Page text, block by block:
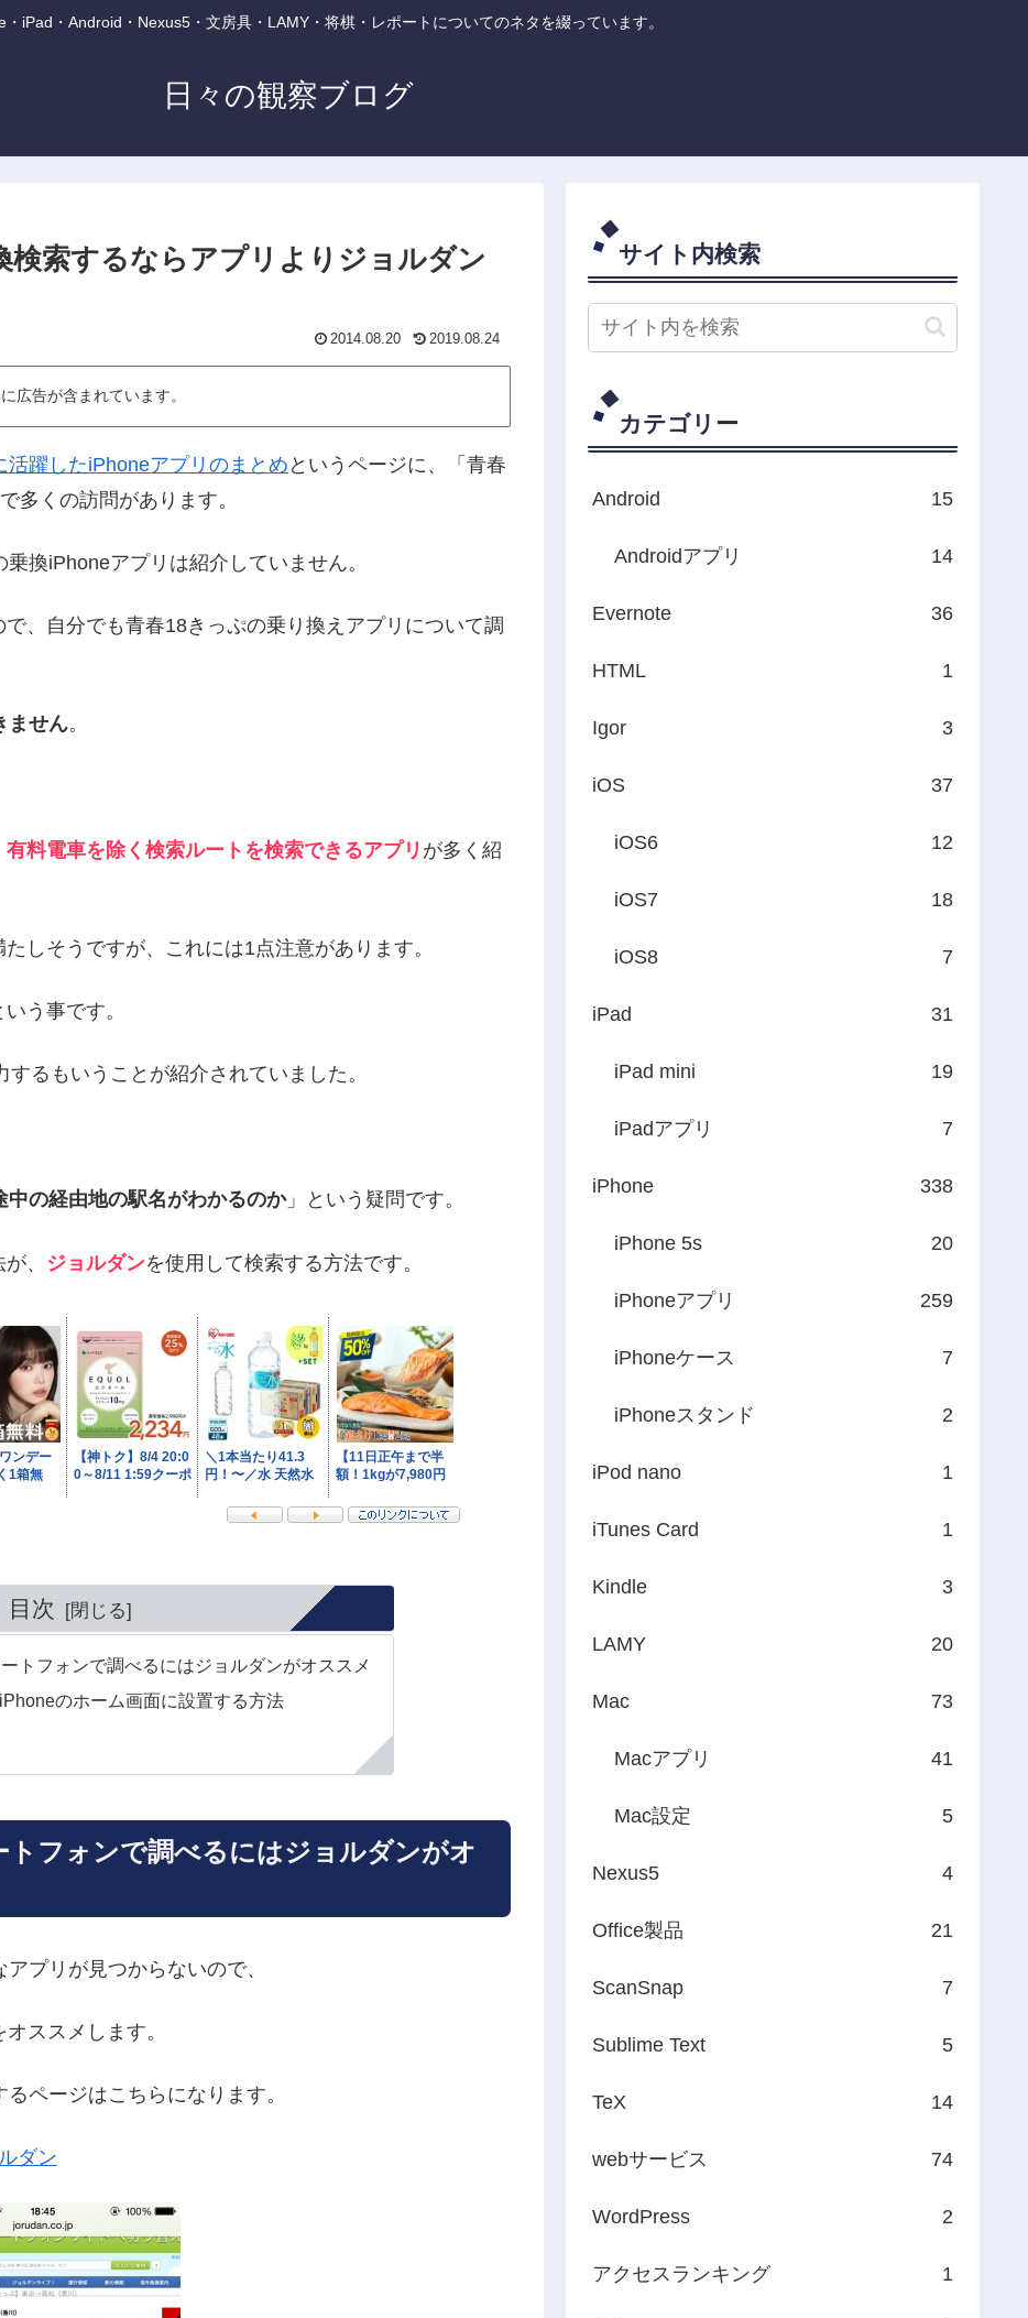
・iPad・Android・Nexus5・文房具・LAMY・将棋・レポートについてのネタを綴っています。
日々の観察ブログ
検索するならアプリよりジョルダン
2014.08.20 2019.08.24
広告が含まれています。
躍したiPhoneアプリのまとめというページに、「青春
多くの訪問があります。
換iPhoneアプリは紹介していません。
、自分でも青春18きっぷの乗り換えアプリについて調
ません。
有料電車を除く検索ルートを検索できるアプリ が多く紹
しそうですが、これには1点注意があります。
いう事です。
るもいうことが紹介されていました。
の経由地の駅名がわかるのか」という疑問です。
、 ジョルダンを使用して検索する方法です。
目次
トフォンで調べるにはジョルダンがオススメ
のホーム画面に設置する方法
フォンで調べるにはジョルダンがオ
プリが見つからないので、
ススメします。
ページはこちらになります。
ダン
サイト内検索
カテゴリー
Android 15
Androidアプリ 14
Evernote 36
HTML 1
Igor 3
iOS 37
iOS6 12
iOS7 18
iOS8 7
iPad 31
iPad mini 19
iPadアプリ 7
iPhone 338
iPhone 5s 20
iPhoneアプリ 259
iPhoneケース 7
iPhoneスタンド 2
iPod nano 1
iTunes Card 1
Kindle 3
LAMY 20
Mac 73
Macアプリ 41
Mac設定 5
Nexus5 4
Office製品 21
ScanSnap 7
Sublime Text 5
TeX 14
webサービス 74
WordPress 2
アクセスランキング 1